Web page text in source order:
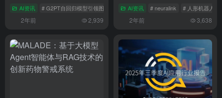
AI资讯 # G2PT自回归模型引领图生成新突破 # 重塑图表示与生成方式
2年前 2,939
AI资讯 # neuralink # 人形机器人
2年前 3,638